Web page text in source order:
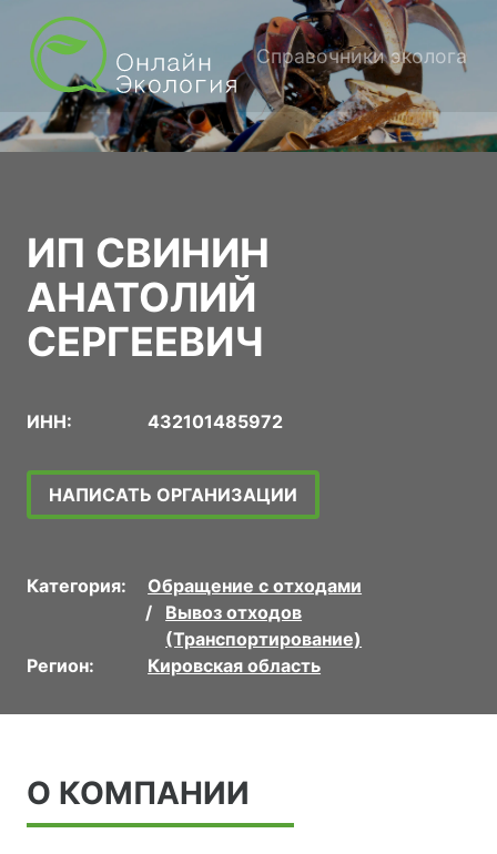
Справочники эколога
ИП СВИНИН
АНАТОЛИЙ
СЕРГЕЕВИЧ
ИНН: 432101485972
НАПИСАТЬ ОРГАНИЗАЦИИ
Категория:
Обращение с отходами
Вывоз отходов
(Транспортирование)
Регион:
Кировская область
О КОМПАНИИ